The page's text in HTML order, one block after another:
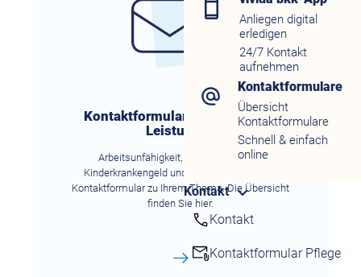
Anliegen digital
erledigen
24/7 Kontakt
aufnehmen
Kontaktformulare
Übersicht
Kontaktformulare
Schnell & einfach
online
Kontakt
Kontakt
Kontaktformular Pflege
Kontaktformulare rund um Ihre
Leistungen
Arbeitsunfähigkeit, Bonusprogramm,
Kinderkrankengeld und Co. Wählen Sie das
Kontaktformular zu Ihrem Thema. Die Übersicht
finden Sie hier.